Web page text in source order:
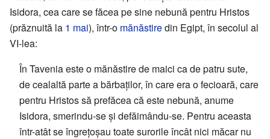
Isidora, cea care se făcea pe sine nebună pentru Hristos
(prăznuită la 1 mai), într-o mănăstiredin Egipt, în secolul al
VI-lea:
În Tavenia este o mănăstire de maici ca de patru sute,
de cealaltă parte a bărbaților, în care era o fecioară, care
pentru Hristos să prefăcea că este nebună, anume
Isidora, smerindu-se și defăimându-se. Pentru aceasta
într-atât se îngrețoșau toate surorile încât nici măcar nu